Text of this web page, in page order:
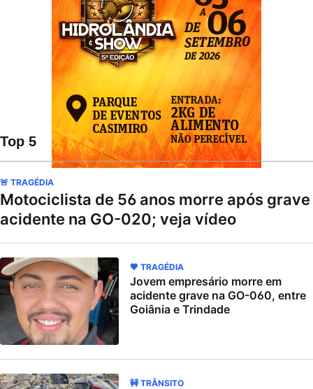
Top 5
🚨 TRAGÉDIA
Motociclista de 56 anos morre após grave
acidente na GO-020; veja vídeo
🖤 TRAGÉDIA
Jovem empresário morre em
acidente grave na GO-060, entre
Goiânia e Trindade
🚧 TRÂNSITO